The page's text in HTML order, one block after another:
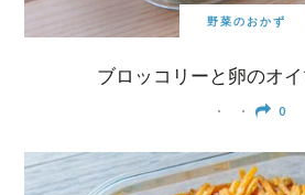
野菜のおかず
ブロッコリーと卵のオ
0